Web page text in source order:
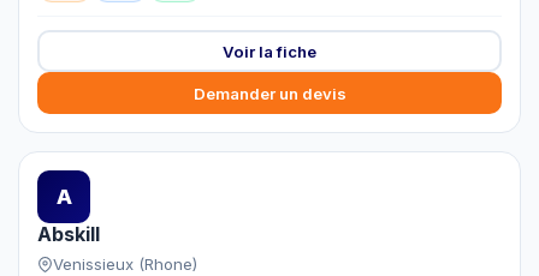
Voir la fiche
Demander un devis
A
Abskill
Venissieux (Rhone)